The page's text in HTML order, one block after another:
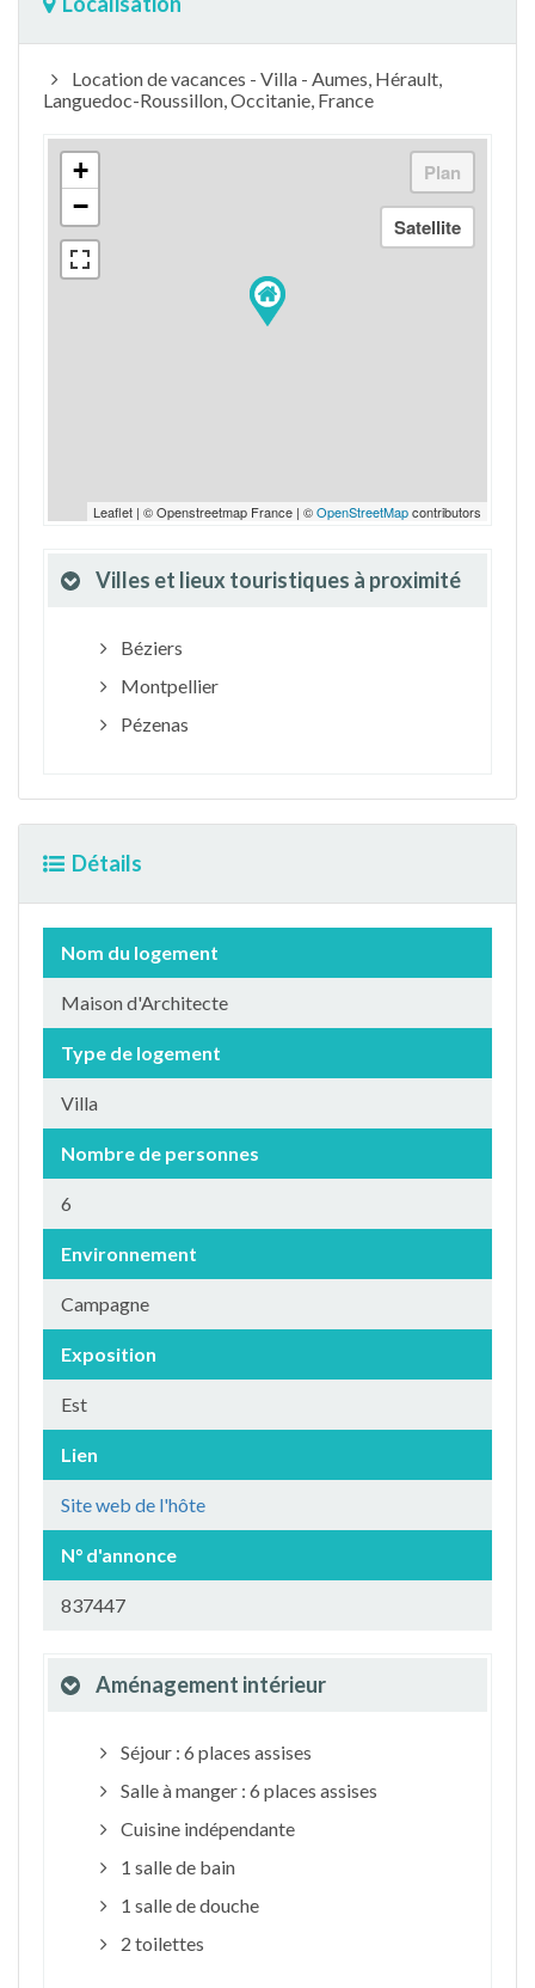
Location de vacances - Villa - Aumes, Hérault,
Languedoc-Roussillon, Occitanie, France
+
−
Leaflet | © Openstreetmap France | ©OpenStreetMapcontributors
Villes et lieux touristiques à proximité
Béziers
Montpellier
Pézenas
Détails
Nom du logement
Maison d'Architecte
Type de logement
Villa
Nombre de personnes
6
Environnement
Campagne
Exposition
Est
Lien
Site web de l'hôte
N° d'annonce
837447
Aménagement intérieur
Séjour : 6 places assises
Salle à manger : 6 places assises
Cuisine indépendante
1 salle de bain
1 salle de douche
2 toilettes